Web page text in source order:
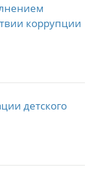
коррупции
детского